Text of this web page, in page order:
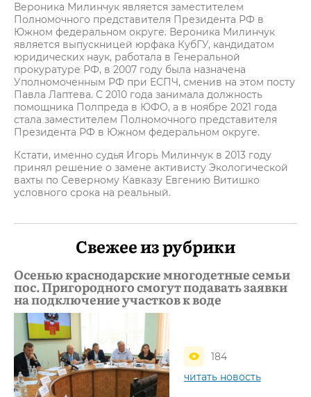
Вероника Милинчук является заместителем
Полномочного представителя Президента РФ в
Южном федеральном округе. Вероника Милинчук
является выпускницей юрфака КубГУ, кандидатом
юридических наук, работала в Генеральной
прокуратуре РФ, в 2007 году была назначена
Уполномоченным РФ при ЕСПЧ, сменив на этом посту
Павла Лаптева. С 2010 года занимала должность
помощника Полпреда в ЮФО, а в ноябре 2021 года
стала заместителем Полномочного представителя
Президента РФ в Южном федеральном округе.
Кстати, именно судья Игорь Милинчук в 2013 году
принял решение о замене активисту Экологической
вахты по Северному Кавказу Евгению Витишко
условного срока на реальный.
Свежее из рубрики
Осенью краснодарские многодетные семьи
пос. Пригородного смогут подавать заявки
на подключение участков к воде
184
читать новость